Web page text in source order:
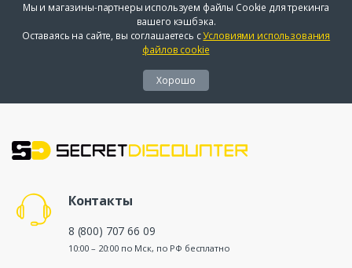
Мы и магазины-партнеры используем файлы Cookie для трекинга
вашего кэшбэка.
Оставаясь на сайте, вы соглашаетесь сУсловиями использования
файлов cookie
Хорошо
Контакты
8 (800) 707 66 09
10:00 – 20:00 по Мск, по РФ бесплатно